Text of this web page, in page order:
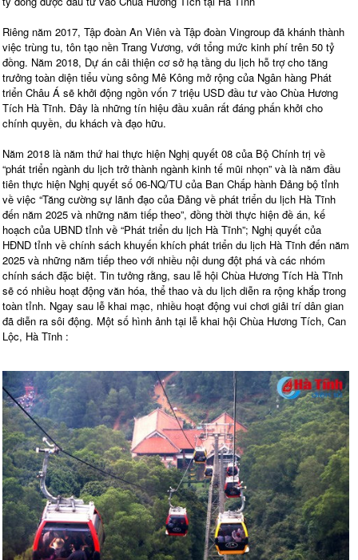
Riêng năm 2017, Tập đoàn An Viên và Tập đoàn Vingroup đã khánh thành
việc trùng tu, tôn tạo nền Trang Vương, với tổng mức kinh phí trên 50 tỷ
đồng. Năm 2018, Dự án cải thiện cơ sở hạ tầng du lịch hỗ trợ cho tăng
trưởng toàn diện tiểu vùng sông Mê Kông mở rộng của Ngân hàng Phát
triển Châu Á sẽ khởi động ngồn vốn 7 triệu USD đầu tư vào Chùa Hương
Tích Hà Tĩnh. Đây là những tín hiệu đầu xuân rất đáng phấn khởi cho
chính quyền, du khách và đạo hữu.
Năm 2018 là năm thứ hai thực hiện Nghị quyết 08 của Bộ Chính trị về
“phát triển ngành du lịch trở thành ngành kinh tế mũi nhọn” và là năm đầu
tiên thực hiện Nghị quyết số 06-NQ/TU của Ban Chấp hành Đảng bộ tỉnh
về việc “Tăng cường sự lãnh đạo của Đảng về phát triển du lịch Hà Tĩnh
đến năm 2025 và những năm tiếp theo”, đồng thời thực hiện đề án, kế
hoạch của UBND tỉnh về “Phát triển du lịch Hà Tĩnh”; Nghị quyết của
HĐND tỉnh về chính sách khuyến khích phát triển du lịch Hà Tĩnh đến năm
2025 và những năm tiếp theo với nhiều nội dung đột phá và các nhóm
chính sách đặc biệt. Tin tưởng rằng, sau lễ hội Chùa Hương Tích Hà Tĩnh
sẽ có nhiều hoạt động văn hóa, thể thao và du lịch diễn ra rộng khắp trong
toàn tỉnh. Ngay sau lễ khai mạc, nhiều hoạt động vui chơi giải trí dân gian
đã diễn ra sôi động. Một số hình ảnh tại lễ khai hội Chùa Hương Tích, Can
Lộc, Hà Tĩnh :